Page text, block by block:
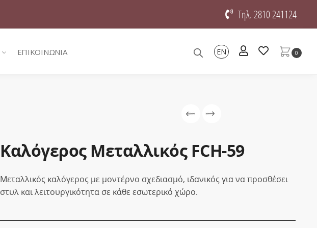
Τηλ. 2810 241124
ΕΠΙΚΟΙΝΩΝΙΑ EN 0
Καλόγερος Μεταλλικός FCH-59
Μεταλλικός καλόγερος με μοντέρνο σχεδιασμό, ιδανικός για να προσθέσει
στυλ και λειτουργικότητα σε κάθε εσωτερικό χώρο.